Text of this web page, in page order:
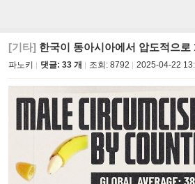
[기타] 한국이 동아시아에서 압도적으로
파노키 댓글: 33 개 조회: 8792 2025-04-22